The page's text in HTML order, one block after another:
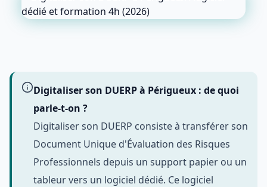
Digitaliser son DUERP à Périgueux : de quoi
parle-t-on ?
Digitaliser son DUERP consiste à transférer son
Document Unique d'Évaluation des Risques
Professionnels depuis un support papier ou un
tableur vers un logiciel dédié. Ce logiciel